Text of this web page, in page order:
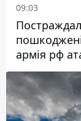
09:03
армія рф
районів
області